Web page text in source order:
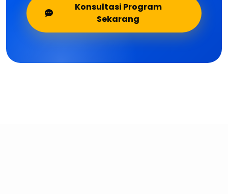
Konsultasi Program
Sekarang